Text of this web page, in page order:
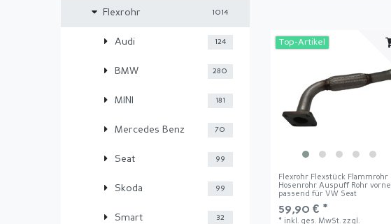
Flexrohr 1014
Audi 124
BMW 280
MINI 181
Mercedes Benz 70
Seat 99
Skoda 99
Smart 32
Top-Artikel
Flexrohr Flexstück Flammrohr
Hosenrohr Auspuff Rohr vorne
passend für VW Seat
59,90 € *
* inkl. ges. MwSt. zzgl.